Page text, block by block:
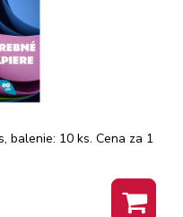
balenie: 10 ks. Cena za 1